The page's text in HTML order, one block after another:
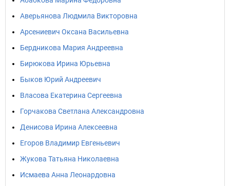
Аверьянова Людмила Викторовна
Арсениевич Оксана Васильевна
Бердникова Мария Андреевна
Бирюкова Ирина Юрьевна
Быков Юрий Андреевич
Власова Екатерина Сергеевна
Горчакова Светлана Александровна
Денисова Ирина Алексеевна
Егоров Владимир Евгеньевич
Жукова Татьяна Николаевна
Исмаева Анна Леонардовна